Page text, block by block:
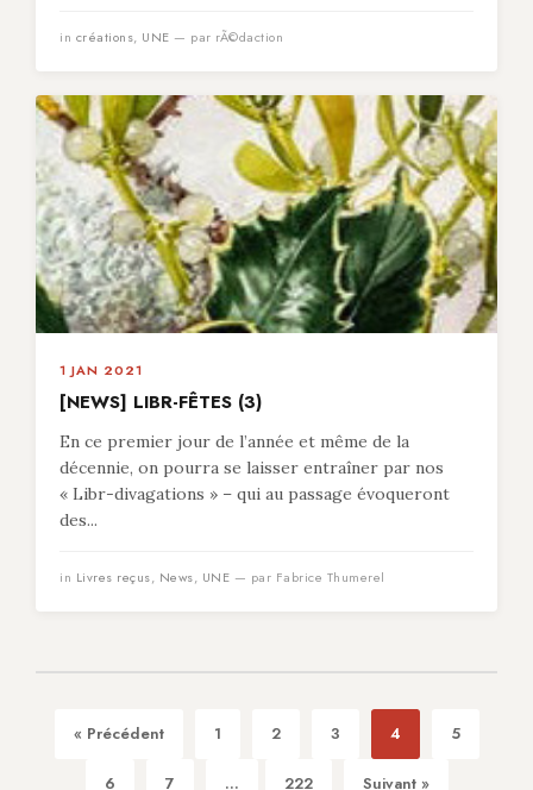
in créations, UNE — par rÃ©daction
1 JAN 2021
[NEWS] LIBR-FÊTES (3)
En ce premier jour de l’année et même de la
décennie, on pourra se laisser entraîner par nos
« Libr-divagations » – qui au passage évoqueront
des...
in Livres reçus, News, UNE — par Fabrice Thumerel
« Précédent 1 2 3 4 5
6 7 ... 222 Suivant »